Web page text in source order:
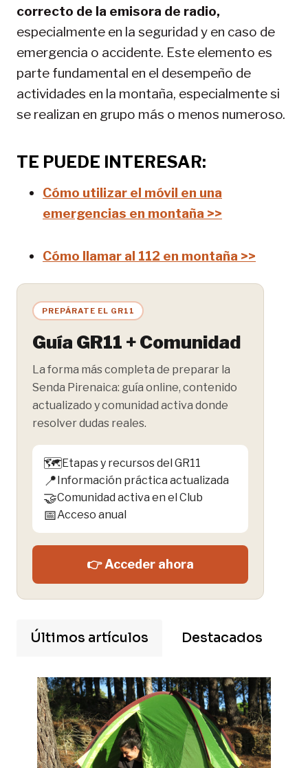
correcto de la emisora de radio,
especialmente en la seguridad y en caso de
emergencia o accidente. Este elemento es
parte fundamental en el desempeño de
actividades en la montaña, especialmente si
se realizan en grupo más o menos numeroso.
TE PUEDE INTERESAR:
Cómo utilizar el móvil en una
emergencias en montaña >>
Cómo llamar al 112 en montaña >>
PREPÁRATE EL GR11
Guía GR11 + Comunidad
La forma más completa de preparar la
Senda Pirenaica: guía online, contenido
actualizado y comunidad activa donde
resolver dudas reales.
🗺️Etapas y recursos del GR11
📍Información práctica actualizada
🤝Comunidad activa en el Club
📅Acceso anual
👉 Acceder ahora
Últimos artículos Destacados